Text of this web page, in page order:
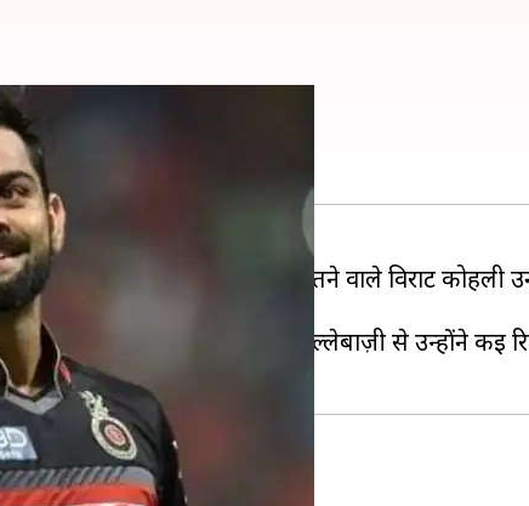
हैं किंग कोहली
बल्लेबाज़ी से सभी का दिल जीतने वाले विराट
जिता पाए हैं, लेकिन अपनी बल्लेबाज़ी से उन्होंने कई